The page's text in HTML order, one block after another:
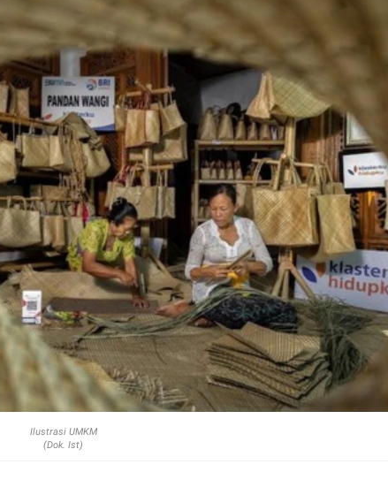
Ilustrasi UMKM
(Dok. Ist)